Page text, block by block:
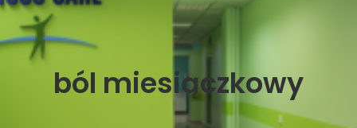
USŁUGI
CENNIK
GALERIA
BLOGból miesiączkowy